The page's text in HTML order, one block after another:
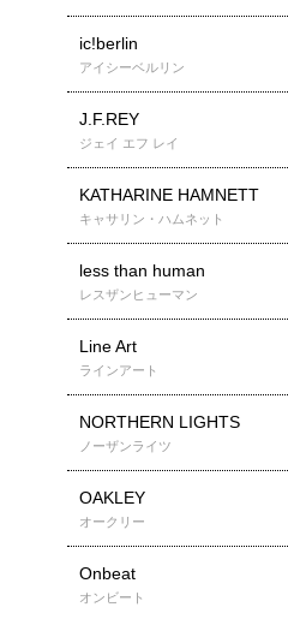
ic!berlin
アイシーベルリン
J.F.REY
ジェイ エフ レイ
KATHARINE HAMNETT
キャサリン・ハムネット
less than human
レスザンヒューマン
Line Art
ラインアート
NORTHERN LIGHTS
ノーザンライツ
OAKLEY
オークリー
Onbeat
オンビート